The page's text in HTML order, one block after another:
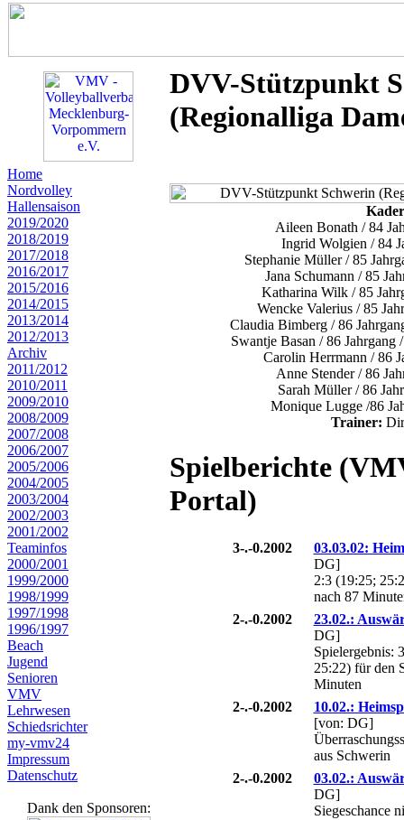
Home
Nordvolley
Hallensaison
2019/2020
2018/2019
2017/2018
2016/2017
2015/2016
2014/2015
2013/2014
2012/2013
Archiv
2011/2012
2010/2011
2009/2010
2008/2009
2007/2008
2006/2007
2005/2006
2004/2005
2003/2004
2002/2003
2001/2002
Teaminfos
2000/2001
1999/2000
1998/1999
1997/1998
1996/1997
Beach
Jugend
Senioren
VMV
Lehrwesen
Schiedsrichter
my-vmv24
Impressum
Datenschutz
Dank den Sponsoren:
DVV-Stützpunkt
(Regionalliga
Aileen Bonath / 84
Ingrid Wolgien / 84
Stephanie Müller / 85
Jana Schumann / 85
Katharina Wilk / 85
Wencke Valerius / 85
Claudia Bimberg / 86
Swantje Basan / 86
Carolin Herrmann / 86
Anne Stender / 86
Sarah Müller / 86
Monique Lugge /86
Trainer:
Spielberichte
Portal)
3-.-0.2002
03.03.02:
DG]
2:3 (19:25;
nach 87
2-.-0.2002
23.02.:
DG]
Spielergebnis:
25:22) für den
Minuten
2-.-0.2002
10.02.:
[von: DG]
aus Schwerin
2-.-0.2002
03.02.:
DG]
Siegeschance